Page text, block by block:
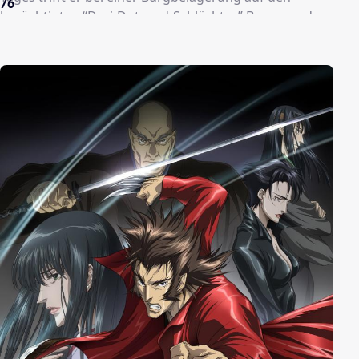
berüchtigten “Drei-Dutzend-Schlächter” Basooso, der
erbitterten Zweikampf tötet, wird Griffith, der
Anführer der Falken auf ihn aufmerksam. Er
beabsichtigt Guts für seine ambitionierten Pläne
einzusetzten, um eines Tages Herrscher des Landes zu
werden. Allerdings ist Guts ein Einzelkämpfer der sich
niemals so einfach unterordnen würde und somit
kann ihn Griffith nur durch ein Duell für sich
gewinnen.
76